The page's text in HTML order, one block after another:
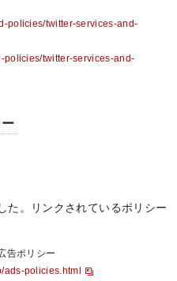
policies/twitter-services-and-
policies/twitter-services-and-
た。リンクされているポリシー
告ポリシー
ads-policies.html